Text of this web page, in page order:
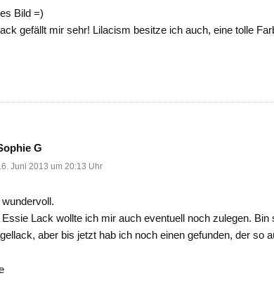
Bild =)
gefällt mir sehr! Lilacism besitze ich auch, eine tolle
G
Juni 2013 um 20:13 Uhr
Lack wollte ich mir auch eventuell noch zulegen.
aber bis jetzt hab ich noch einen gefunden, der so